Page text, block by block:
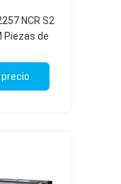
NCR S2
Piezas de